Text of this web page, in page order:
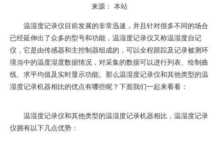
来源： 本站
["wechat","weibo","qzone","douban","email"]
温湿度记录仪目前发展的非常迅速，并且针对很多不同的场合
已经延伸出了众多的型号和功能，温湿度记录仪又称温湿度自记
仪，它是由传感器和主控制器组成的，可以全程跟踪及记录被测环
境当中的温度湿度数据情况，对采集的数据可以进行列表、绘制曲
线、求平均值及实时显示功能。那么温湿度记录仪和其他类型的温
湿度记录机器相比的优点有哪些呢？下面我们一起来看看：
温湿度记录仪和其他类型的温湿度记录机器相比，温湿度记录
仪拥有以下几点优势：